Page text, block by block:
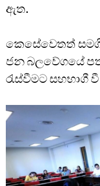
ඇත.
කෙසේවෙතත්
ජන බලවේගයේ
රැස්වීමට සහභාගී